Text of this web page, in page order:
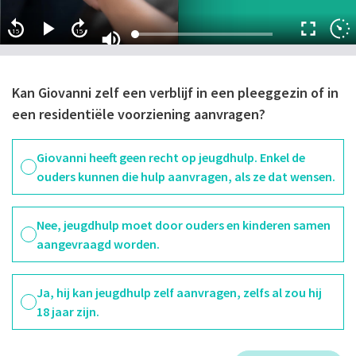
15 15
Kan Giovanni zelf een verblijf in een pleeggezin of in
een residentiële voorziening aanvragen?
Giovanni heeft geen recht op jeugdhulp. Enkel de
ouders kunnen die hulp aanvragen, als ze dat wensen.
Nee, jeugdhulp moet door ouders en kinderen samen
aangevraagd worden.
Ja, hij kan jeugdhulp zelf aanvragen, zelfs al zou hij
18 jaar zijn.